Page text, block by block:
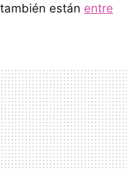
están entre